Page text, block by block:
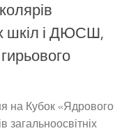
шкіл і ДЮСШ,
на Кубок «Ядрового
загальноосвітніх